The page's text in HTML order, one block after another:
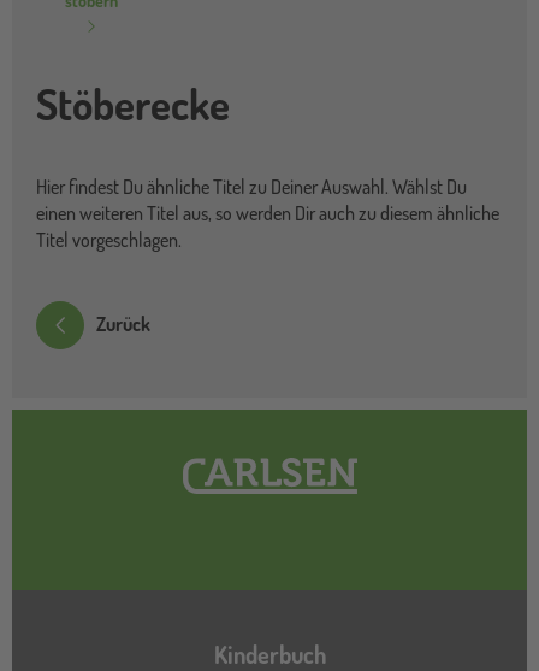
Stöberecke
Hier findest Du ähnliche Titel zu Deiner Auswahl. Wählst Du
einen weiteren Titel aus, so werden Dir auch zu diesem ähnliche
Titel vorgeschlagen.
Zurück
Hauptnavigation
Kinderbuch